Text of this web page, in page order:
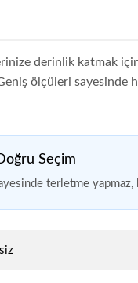
derinlik katmak
ölçüleri sayesinde
Seçim
terletme yapmaz,